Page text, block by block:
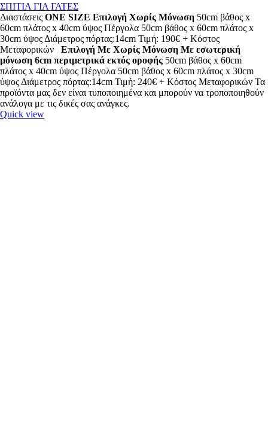
ΣΠΙΤΙΑ ΓΙΑ ΓΑΤΕΣ
Διαστάσεις ONE SIZE Επιλογή Χωρίς Μόνωση 50cm βάθος x
60cm πλάτος x 40cm ύψος Πέργολα 50cm βάθος x 60cm πλάτος x
30cm ύψος Διάμετρος πόρτας:14cm Τιμή: 190€ + Κόστος
Μεταφορικών Επιλογή Με Χωρίς Μόνωση Με εσωτερική
μόνωση 6cm περιμετρικά εκτός οροφής 50cm βάθος x 60cm
πλάτος x 40cm ύψος Πέργολα 50cm βάθος x 60cm πλάτος x 30cm
ύψος Διάμετρος πόρτας:14cm Τιμή: 240€ + Κόστος Μεταφορικών Τα
προϊόντα μας δεν είναι τυποποιημένα και μπορούν να τροποποιηθούν
ανάλογα με τις δικές σας ανάγκες.
Quick view